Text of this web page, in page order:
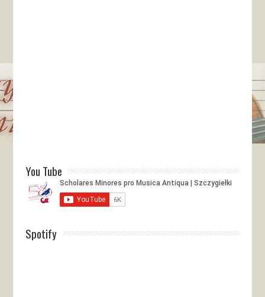
You Tube
Spotify